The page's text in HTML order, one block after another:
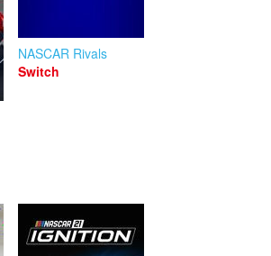
NASCAR Rivals
Switch